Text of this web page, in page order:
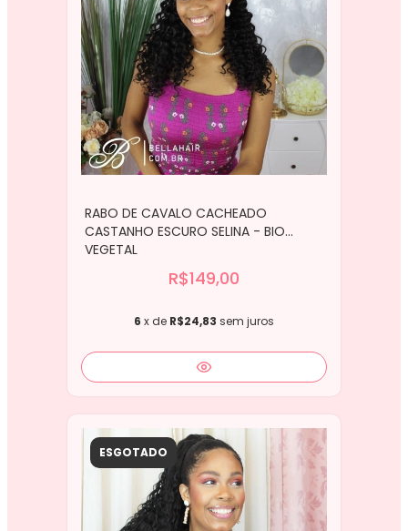
RABO DE CAVALO CACHEADO
CASTANHO ESCURO SELINA - BIO
VEGETAL
R$149,00
6 x de R$24,83 sem juros
ESGOTADO